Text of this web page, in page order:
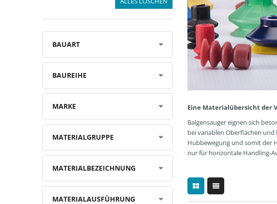
BAUART
BAUREIHE
MARKE
MATERIALGRUPPE
MATERIALBEZEICHNUNG
MATERIALAUSFÜHRUNG
Eine Materialübersicht der
Balgensauger eignen sich
bei variablen Oberflächen und
Hubbewegung und somit der
nur für horizontale Handling-